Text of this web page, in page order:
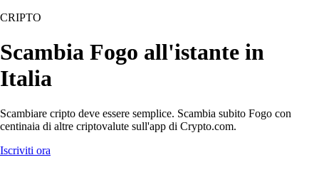
CRIPTO
Scambia Fogo all'istante in
Italia
Scambiare cripto deve essere semplice. Scambia subito Fogo con
centinaia di altre criptovalute sull'app di Crypto.com.
Iscriviti ora